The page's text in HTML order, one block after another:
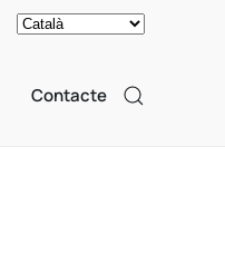
Contacte